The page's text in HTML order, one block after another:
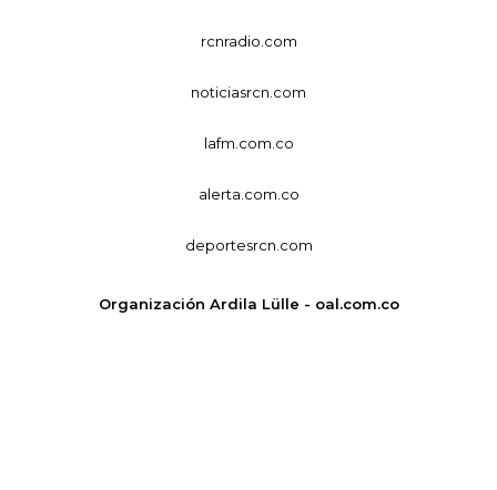
rcnradio.com
noticiasrcn.com
lafm.com.co
alerta.com.co
deportesrcn.com
Organización Ardila Lülle - oal.com.co